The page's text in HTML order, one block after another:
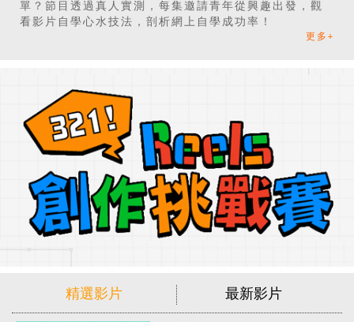
單？節目透過真人實測，每集邀請青年從興趣出發，觀
看影片自學心水技法，剖析網上自學成功率！
更多+
精選影片 最新影片